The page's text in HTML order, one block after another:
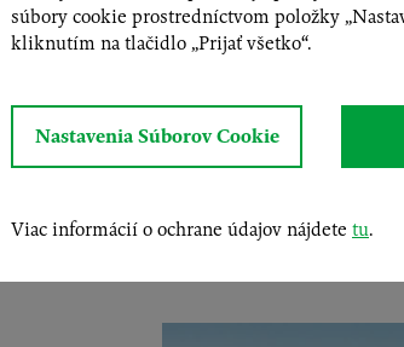
použitie
je aj vďaka
súbory cookie prostredníctvom položky
kliknutím na tlačidlo „Prijať všetko“.
Nastavenia Súborov Cookie
Viac informácií o ochrane údajov nájdete tu.